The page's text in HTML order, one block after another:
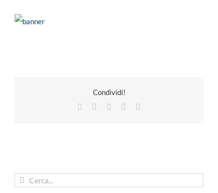
Condividi!
Facebook LinkedInPinterest
Cerca